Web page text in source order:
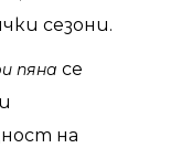
сезони.
пяна се
на